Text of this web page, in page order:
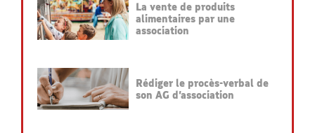
La vente de produits
alimentaires par une
association
Rédiger le procès-verbal de
son AG d’association